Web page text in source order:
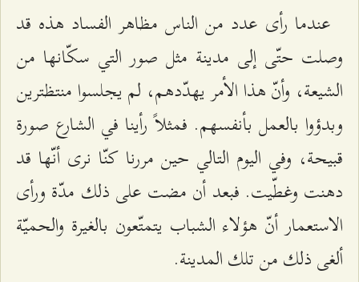
عندما رأى عدد من الناس مظاهر الفساد هذه قد
وصلت حتّى إلى مدينة مثل صور التي سكّانها من
الشيعة، وأنّ هذا الأمر يهدّدهم، لم يجلسوا منتظترین
وبدؤوا بالعمل بأنفسهم. فمثلاً رأينا في الشارع صورة
قبيحة، وفي اليوم التالي حين مررنا كنّا نرى أنّها قد
دهنت وغطّيت. فبعد أن مضت على ذلك مدّة ورأى
الاستعمار أنّ هؤلاء الشباب يتمتّعون بالغيرة والحميّة
ألغى ذلك من تلك المدينة.